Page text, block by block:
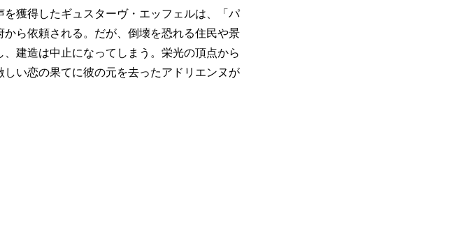
獲得したギュスターヴ・エッフェルは、「パ
ら依頼される。だが、倒壊を恐れる住民や景
建造は中止になってしまう。栄光の頂点から
い恋の果てに彼の元を去ったアドリエンヌが